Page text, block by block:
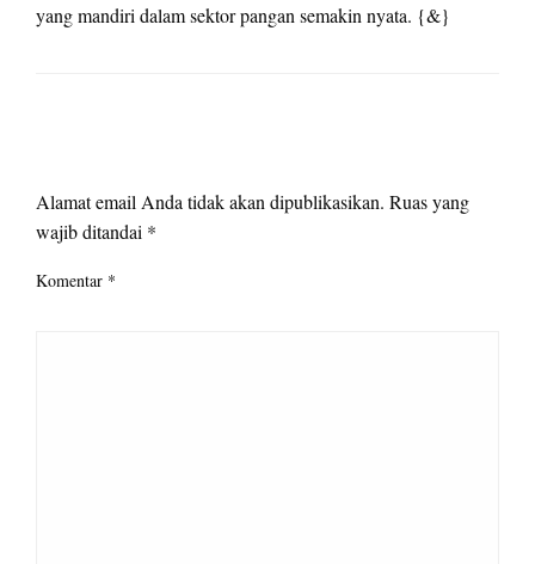
yang mandiri dalam sektor pangan semakin nyata. {&}
Alamat email Anda tidak akan dipublikasikan. Ruas yang
wajib ditandai *
Komentar *